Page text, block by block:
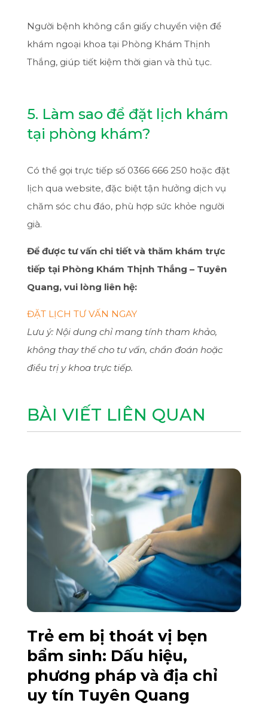
Người bệnh không cần giấy chuyển viện để
khám ngoại khoa tại Phòng Khám Thịnh
Thắng, giúp tiết kiệm thời gian và thủ tục.
5. Làm sao để đặt lịch khám
tại phòng khám?
Có thể gọi trực tiếp số 0366 666 250 hoặc đặt
lịch qua website, đặc biệt tận hưởng dịch vụ
chăm sóc chu đáo, phù hợp sức khỏe người
già.
Để được tư vấn chi tiết và thăm khám trực
tiếp tại Phòng Khám Thịnh Thắng – Tuyên
Quang, vui lòng liên hệ:
ĐẶT LỊCH TƯ VẤN NGAY
Lưu ý: Nội dung chỉ mang tính tham khảo,
không thay thế cho tư vấn, chẩn đoán hoặc
điều trị y khoa trực tiếp.
BÀI VIẾT LIÊN QUAN
Trẻ em bị thoát vị bẹn
bẩm sinh: Dấu hiệu,
phương pháp và địa chỉ
uy tín Tuyên Quang